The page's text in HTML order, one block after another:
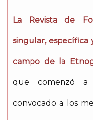
La Revista de
singular, específica
campo de la
que comenzó a
convocado a los